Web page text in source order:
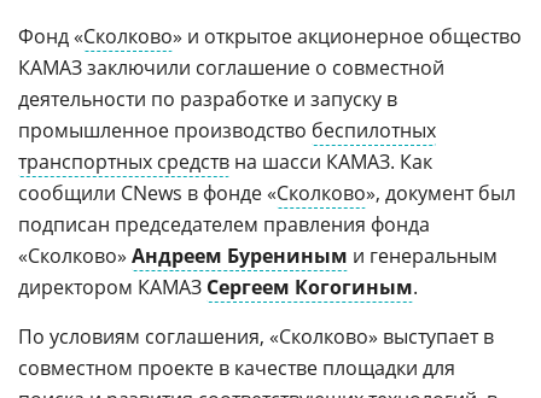
Фонд «Сколково» и открытое акционерное общество
КАМАЗ заключили соглашение о совместной
деятельности по разработке и запуску в
промышленное производство беспилотных
транспортных средств на шасси КАМАЗ. Как
сообщили CNews в фонде «Сколково», документ был
подписан председателем правления фонда
«Сколково» Андреем Бурениным и генеральным
директором КАМАЗ Сергеем Когогиным.
По условиям соглашения, «Сколково» выступает в
совместном проекте в качестве площадки для